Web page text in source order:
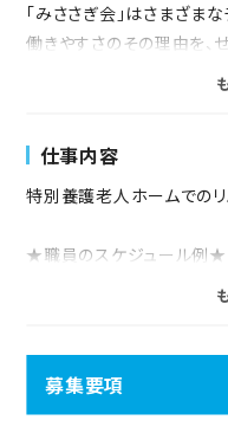
「みささぎ会」はさまざま
働きやすさのその理由を、
■非常勤の有給取得率
■残業ほぼなし 月平均2
「奨学金返済支援手当」な
仕事内容
特別養護老人ホームでのリ
★職員のスケジュール例★
9:30～ 機能訓練、記録業
12:00～13:00 休憩
募集要項